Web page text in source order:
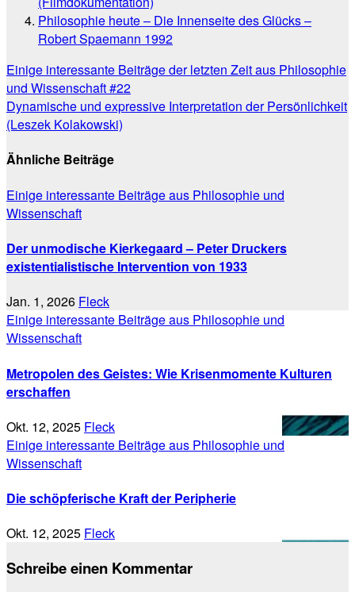
Philosophie heute – Die Innenseite des Glücks –
Robert Spaemann 1992
Beitragsnavigation
Einige interessante Beiträge der letzten Zeit aus Philosophie
und Wissenschaft #22
Dynamische und expressive Interpretation der Persönlichkeit
(Leszek Kolakowski)
Ähnliche Beiträge
Einige interessante Beiträge aus Philosophie und
Wissenschaft
Der unmodische Kierkegaard – Peter Druckers
existentialistische Intervention von 1933
Jan. 1, 2026 Fleck
Einige interessante Beiträge aus Philosophie und
Wissenschaft
Metropolen des Geistes: Wie Krisenmomente Kulturen
erschaffen
Okt. 12, 2025 Fleck
Einige interessante Beiträge aus Philosophie und
Wissenschaft
Die schöpferische Kraft der Peripherie
Okt. 12, 2025 Fleck
Schreibe einen Kommentar